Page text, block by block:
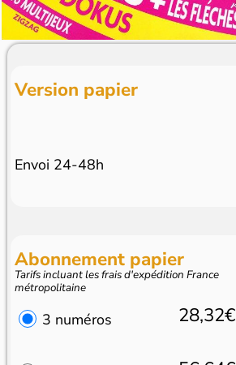
Version papier
Envoi 24-48h
Abonnement papier
Tarifs incluant les frais d'expédition France
métropolitaine
3 numéros 28,32€